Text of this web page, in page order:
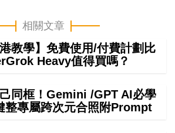
相關文章
教學】免費使用/付費計劃比
Heavy值得買嗎？
同框！Gemini /GPT AI必學
整專屬跨次元合照附Prompt